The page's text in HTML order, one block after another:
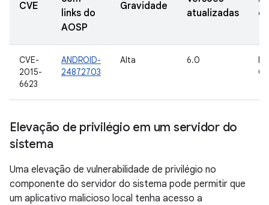
CVE
links do
AOSP
Gravidade
atualizadas
CVE-
2015-
6623
ANDROID-
24872703
Alta 6.0
Elevação de privilégio em um servidor do
sistema
Uma elevação de vulnerabilidade de privilégio no
componente do servidor do sistema pode permitir que
um aplicativo malicioso local tenha acesso a